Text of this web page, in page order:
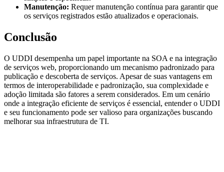
Manutenção: Requer manutenção contínua para garantir que
os serviços registrados estão atualizados e operacionais.
Conclusão
O UDDI desempenha um papel importante na SOA e na integração
de serviços web, proporcionando um mecanismo padronizado para
publicação e descoberta de serviços. Apesar de suas vantagens em
termos de interoperabilidade e padronização, sua complexidade e
adoção limitada são fatores a serem considerados. Em um cenário
onde a integração eficiente de serviços é essencial, entender o UDDI
e seu funcionamento pode ser valioso para organizações buscando
melhorar sua infraestrutura de TI.